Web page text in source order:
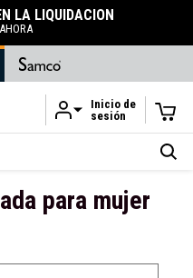
al contenido principal
LA LIQUIDACIÓN
Inicio de
sesión
para mujer